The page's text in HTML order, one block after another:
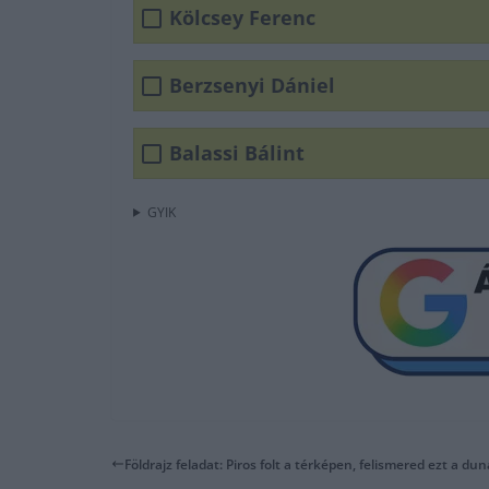
Kölcsey Ferenc
Berzsenyi Dániel
Balassi Bálint
GYIK
Földrajz feladat: Piros folt a térképen, felismered ezt a